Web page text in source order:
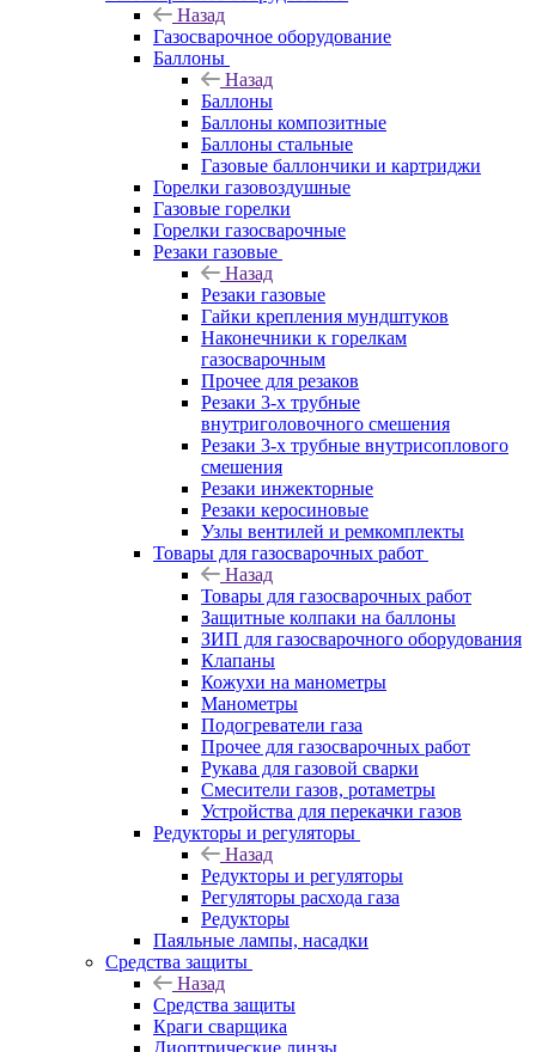
Назад
Газосварочное оборудование
Баллоны
Назад
Баллоны
Баллоны композитные
Баллоны стальные
Газовые баллончики и картриджи
Горелки газовоздушные
Газовые горелки
Горелки газосварочные
Резаки газовые
Назад
Резаки газовые
Гайки крепления мундштуков
Наконечники к горелкам
газосварочным
Прочее для резаков
Резаки 3-х трубные
внутриголовочного смешения
Резаки 3-х трубные внутрисоплового
смешения
Резаки инжекторные
Резаки керосиновые
Узлы вентилей и ремкомплекты
Товары для газосварочных работ
Назад
Товары для газосварочных работ
Защитные колпаки на баллоны
ЗИП для газосварочного оборудования
Клапаны
Кожухи на манометры
Манометры
Подогреватели газа
Прочее для газосварочных работ
Рукава для газовой сварки
Смесители газов, ротаметры
Устройства для перекачки газов
Редукторы и регуляторы
Назад
Редукторы и регуляторы
Регуляторы расхода газа
Редукторы
Паяльные лампы, насадки
Средства защиты
Назад
Средства защиты
Краги сварщика
Диоптрические линзы